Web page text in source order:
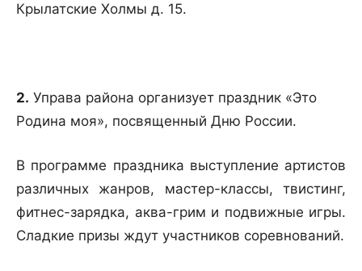
Крылатские Холмы д. 15.
2. Управа района организует праздник «Это
Родина моя», посвященный Дню России.
В программе праздника выступление артистов
различных жанров, мастер-классы, твистинг,
фитнес-зарядка, аква-грим и подвижные игры.
Сладкие призы ждут участников соревнований.